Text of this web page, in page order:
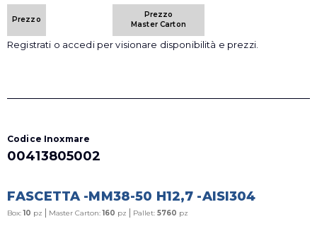
Prezzo
Prezzo
Master Carton
Registrati o accedi per visionare disponibilità e prezzi.
Codice Inoxmare
00413805002
FASCETTA -MM38-50 H12,7 -AISI304
Box:10 pz | Master Carton:160 pz | Pallet: 5760 pz